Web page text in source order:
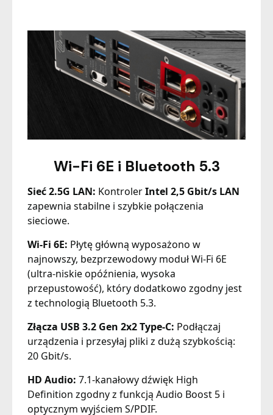
Wi-Fi 6E i Bluetooth 5.3
Sieć 2.5G LAN: KontrolerIntel 2,5 Gbit/s LAN
zapewnia stabilne i szybkie połączenia
sieciowe.
Wi-Fi 6E: Płytę główną wyposażono w
najnowszy, bezprzewodowy moduł Wi-Fi 6E
(ultra-niskie opóźnienia, wysoka
przepustowość), który dodatkowo zgodny jest
z technologią Bluetooth 5.3.
Złącza USB 3.2 Gen 2x2 Type-C: Podłączaj
urządzenia i przesyłaj pliki z dużą szybkością:
20 Gbit/s.
HD Audio: 7.1-kanałowy dźwięk High
Definition zgodny z funkcją Audio Boost 5 i
optycznym wyjściem S/PDIF.